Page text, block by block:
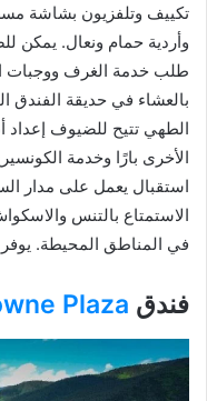
تكييف وتلفزيون بشاشة
وأردية حمام ونعال. يمكن
طلب خدمة الغرف ووجبات
بالعشاء في حديقة الفندق
الطهي تتيح للضيوف إعداد
الأخرى بارًا وخدمة
استقبال يعمل على مدار
الاستمتاع بالتنس
في المناطق المحيطة. يوفر Bungalow في الموقع ليالي كاريوكي.
فندق Plaza